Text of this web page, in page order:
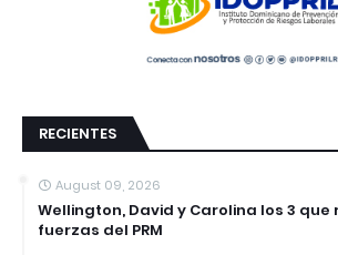
RECIENTES
August 09, 2026
Wellington, David y Carolina los 3
fuerzas del PRM